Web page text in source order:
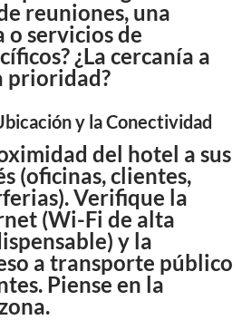
reuniones, una
o servicios de
¿La cercanía a
prioridad?
y la Conectividad
del hotel a sus
(oficinas, clientes,
Verifique la
(Wi-Fi de alta
y la
a transporte público
Piense en la